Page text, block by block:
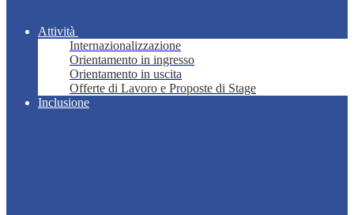
Attività
Internazionalizzazione
Orientamento in ingresso
Orientamento in uscita
Offerte di Lavoro e Proposte di Stage
Inclusione